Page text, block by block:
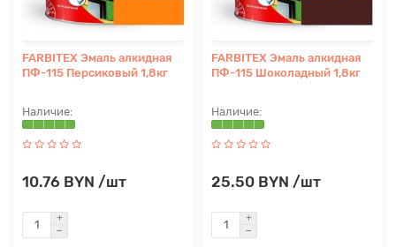
FARBITEX Эмаль алкидная
ПФ-115 Персиковый 1,8кг
10.76 BYN /шт
FARBITEX Эмаль алкидная
ПФ-115 Шоколадный 1,8кг
25.50 BYN /шт